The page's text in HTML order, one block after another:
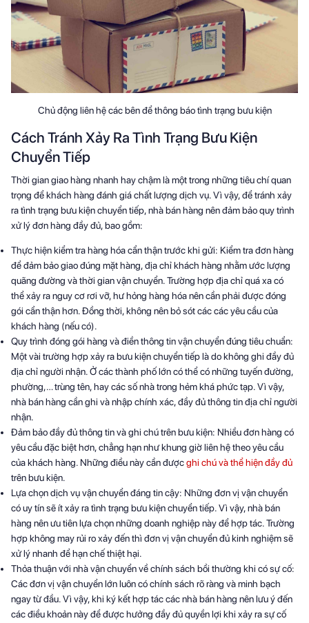
Chủ động liên hệ các bên để thông báo tình trạng bưu kiện
Cách Tránh Xảy Ra Tình Trạng Bưu Kiện
Chuyển Tiếp
Thời gian giao hàng nhanh hay chậm là một trong những tiêu chí quan
trọng để khách hàng đánh giá chất lượng dịch vụ. Vì vậy, để tránh xảy
ra tình trạng bưu kiện chuyển tiếp, nhà bán hàng nên đảm bảo quy trình
xử lý đơn hàng đầy đủ, bao gồm:
Thực hiện kiểm tra hàng hóa cẩn thận trước khi gửi: Kiểm tra đơn hàng
để đảm bảo giao đúng mặt hàng, địa chỉ khách hàng nhằm ước lượng
quãng đường và thời gian vận chuyển. Trường hợp địa chỉ quá xa có
thể xảy ra nguy cơ rơi vỡ, hư hỏng hàng hóa nên cần phải được đóng
gói cẩn thận hơn. Đồng thời, không nên bỏ sót các các yêu cầu của
khách hàng (nếu có).
Quy trình đóng gói hàng và điền thông tin vận chuyển đúng tiêu chuẩn:
Một vài trường hợp xảy ra bưu kiện chuyển tiếp là do không ghi đầy đủ
địa chỉ người nhận. Ở các thành phố lớn có thể có những tuyến đường,
phường,… trùng tên, hay các số nhà trong hẻm khá phức tạp. Vì vậy,
nhà bán hàng cần ghi và nhập chính xác, đầy đủ thông tin địa chỉ người
nhận.
Đảm bảo đầy đủ thông tin và ghi chú trên bưu kiện: Nhiều đơn hàng có
yêu cầu đặc biệt hơn, chẳng hạn như khung giờ liên hệ theo yêu cầu
của khách hàng. Những điều này cần đượcghi chú và thể hiện đầy đủ
trên bưu kiện.
Lựa chọn dịch vụ vận chuyển đáng tin cậy: Những đơn vị vận chuyển
có uy tín sẽ ít xảy ra tình trạng bưu kiện chuyển tiếp. Vì vậy, nhà bán
hàng nên ưu tiên lựa chọn những doanh nghiệp này để hợp tác. Trường
hợp không may rủi ro xảy đến thì đơn vị vận chuyển đủ kinh nghiệm sẽ
xử lý nhanh để hạn chế thiệt hại.
Thỏa thuận với nhà vận chuyển về chính sách bồi thường khi có sự cố:
Các đơn vị vận chuyển lớn luôn có chính sách rõ ràng và minh bạch
ngay từ đầu. Vì vậy, khi ký kết hợp tác các nhà bán hàng nên lưu ý đến
các điều khoản này để được hưởng đầy đủ quyền lợi khi xảy ra sự cố